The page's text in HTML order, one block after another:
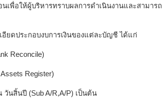
เพื่อให้ผู้บริหารทราบผลการดำเนินงานและสามารถ
อียดประกอบงบการเงินของแต่ละบัญชี ได้แก่
Reconcile)
Register)
นสิ้นปี (Sub A/R,A/P) เป็นต้น